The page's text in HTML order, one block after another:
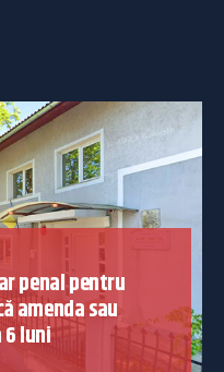
penal pentru
amenda sau
6 luni